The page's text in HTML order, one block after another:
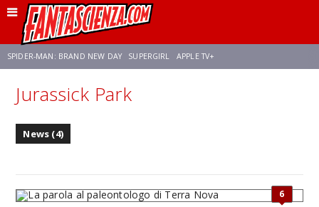
SPIDER-MAN: BRAND NEW DAY SUPERGIRL APPLE TV+
FRANCO RICCIARDIELLO ZENDAYA
Jurassick Park
News (4)
6